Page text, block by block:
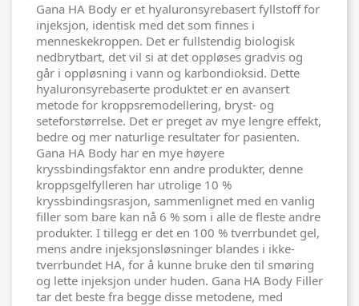
Gana HA Body er et hyaluronsyrebasert fyllstoff for
injeksjon, identisk med det som finnes i
menneskekroppen. Det er fullstendig biologisk
nedbrytbart, det vil si at det oppløses gradvis og
går i oppløsning i vann og karbondioksid. Dette
hyaluronsyrebaserte produktet er en avansert
metode for kroppsremodellering, bryst- og
seteforstørrelse. Det er preget av mye lengre effekt,
bedre og mer naturlige resultater for pasienten.
Gana HA Body har en mye høyere
kryssbindingsfaktor enn andre produkter, denne
kroppsgelfylleren har utrolige 10 %
kryssbindingsrasjon, sammenlignet med en vanlig
filler som bare kan nå 6 % som i alle de fleste andre
produkter. I tillegg er det en 100 % tverrbundet gel,
mens andre injeksjonsløsninger blandes i ikke-
tverrbundet HA, for å kunne bruke den til smøring
og lette injeksjon under huden. Gana HA Body Filler
tar det beste fra begge disse metodene, med